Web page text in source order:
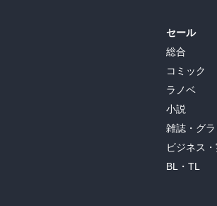
セール
総合
コミック
ラノベ
小説
雑誌・グ
ビジネス
BL・TL